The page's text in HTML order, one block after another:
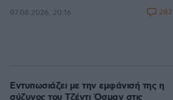
07.08.2026, 20:16 282
Εντυπωσιάζει με την εμφάνισή της η
σύζυγος του Τζέντι Όσμαν στις